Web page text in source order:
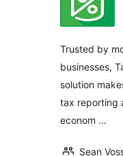
Trusted by
businesses,
solution
tax reporting
econom …
Sean